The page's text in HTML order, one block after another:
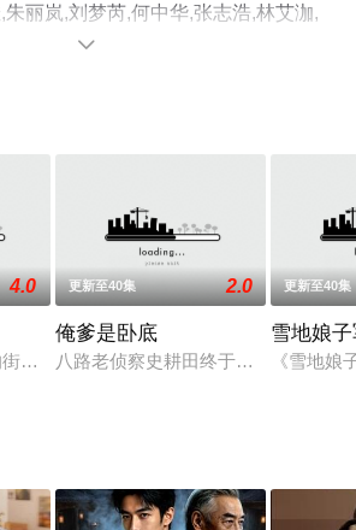
朱丽岚,刘梦芮,何中华,张志浩,林艾泇,
妮,傅方俊等演员精彩演绎的大陆电视
就上飘花影院，更多相关信息可移

4.0
头，钢筋水泥铸成的丛林中，上演着一
更新至40集 2.0
俺爹是卧底
八路老侦察史耕田终于有了失散多年
更新至40集
雪地娘
《雪地